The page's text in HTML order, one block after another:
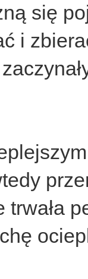
się
i